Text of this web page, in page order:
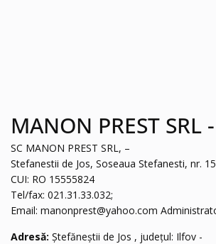
MANON PREST
SC MANON PREST SRL, –
Stefanestii de Jos, Soseaua Stefanesti, nr.
CUI: RO 15555824
Tel/fax: 021.31.33.032;
Email: manonprest@yahoo.com
Adresă: Ștefăneștii de Jos , județul: Ilfov -